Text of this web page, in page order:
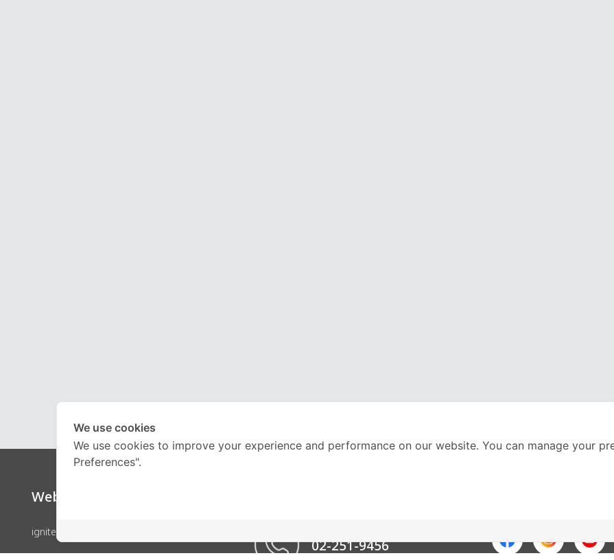
Website
ignite by OnDemand
02-251-9456
We use cookies
We use cookies to improve your experience and performance on our website. You can manage your
Preferences".